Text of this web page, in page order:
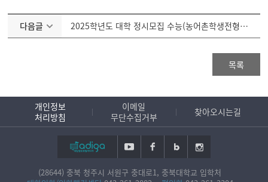
다음글 2025학년도 대학 정시모집 수능(농어촌학생전형) 거주사실확인서 서식
목록
개인정보
처리방침
이메일
무단수집거부
찾아오시는길
(28644) 충북 청주시 서원구 충대로1, 충북대학교 입학처